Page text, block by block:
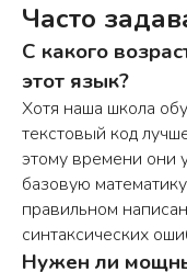
Часто
С какого
этот язык?
Хотя наша школа
текстовый код
этому времени они
базовую
правильном
синтаксических
Нужен ли
конфиденциальности
публичной офертой
ОСТАВИТЬ
КОНТАКТЫ